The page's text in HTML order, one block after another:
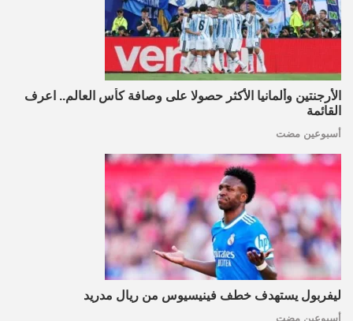
الأرجنتين وألمانيا الأكثر حصولا على وصافة كأس العالم.. اعرف
القائمة
أسبوعين مضت
ليفربول يستهدف خطف فينيسيوس من ريال مدريد
أسبوعين مضت